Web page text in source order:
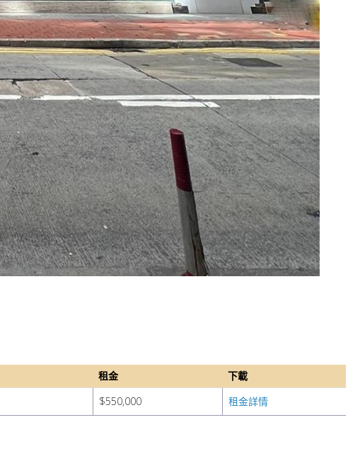
租金
下載
$550,000 租金詳情